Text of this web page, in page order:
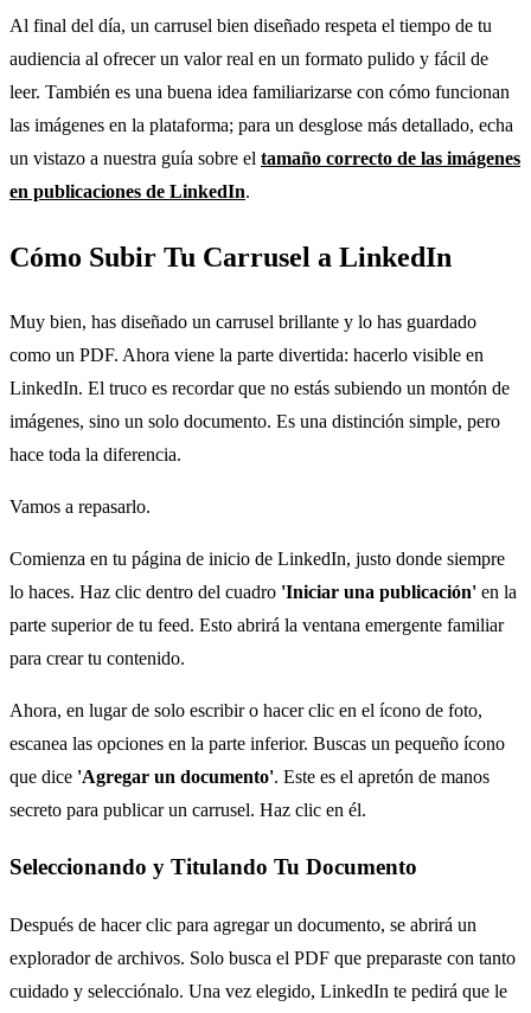
Al final del día, un carrusel bien diseñado respeta el tiempo de tu
audiencia al ofrecer un valor real en un formato pulido y fácil de
leer. También es una buena idea familiarizarse con cómo funcionan
las imágenes en la plataforma; para un desglose más detallado, echa
un vistazo a nuestra guía sobre el tamaño correcto de las imágenes
en publicaciones de LinkedIn.
Cómo Subir Tu Carrusel a LinkedIn
Muy bien, has diseñado un carrusel brillante y lo has guardado
como un PDF. Ahora viene la parte divertida: hacerlo visible en
LinkedIn. El truco es recordar que no estás subiendo un montón de
imágenes, sino un solo documento. Es una distinción simple, pero
hace toda la diferencia.
Vamos a repasarlo.
Comienza en tu página de inicio de LinkedIn, justo donde siempre
lo haces. Haz clic dentro del cuadro 'Iniciar una publicación' en la
parte superior de tu feed. Esto abrirá la ventana emergente familiar
para crear tu contenido.
Ahora, en lugar de solo escribir o hacer clic en el ícono de foto,
escanea las opciones en la parte inferior. Buscas un pequeño ícono
que dice 'Agregar un documento'. Este es el apretón de manos
secreto para publicar un carrusel. Haz clic en él.
Seleccionando y Titulando Tu Documento
Después de hacer clic para agregar un documento, se abrirá un
explorador de archivos. Solo busca el PDF que preparaste con tanto
cuidado y selecciónalo. Una vez elegido, LinkedIn te pedirá que le